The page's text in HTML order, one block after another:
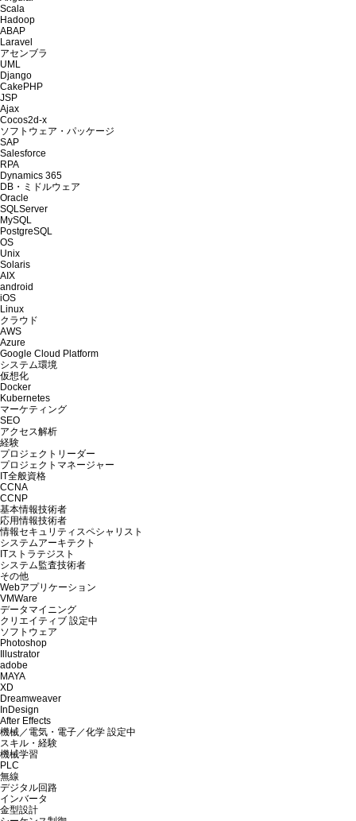
Scala
Hadoop
ABAP
Laravel
アセンブラ
UML
Django
CakePHP
JSP
Ajax
Cocos2d-x
ソフトウェア・パッケージ
SAP
Salesforce
RPA
Dynamics 365
DB・ミドルウェア
Oracle
SQLServer
MySQL
PostgreSQL
OS
Unix
Solaris
AIX
android
iOS
Linux
クラウド
AWS
Azure
Google Cloud Platform
システム環境
仮想化
Docker
Kubernetes
マーケティング
SEO
アクセス解析
経験
プロジェクトリーダー
プロジェクトマネージャー
IT全般資格
CCNA
CCNP
基本情報技術者
応用情報技術者
情報セキュリティスペシャリスト
システムアーキテクト
ITストラテジスト
システム監査技術者
その他
Webアプリケーション
VMWare
データマイニング
クリエイティブ 設定中
ソフトウェア
Photoshop
Illustrator
adobe
MAYA
XD
Dreamweaver
InDesign
After Effects
機械／電気・電子／化学 設定中
スキル・経験
機械学習
PLC
無線
デジタル回路
インバータ
金型設計